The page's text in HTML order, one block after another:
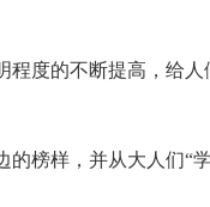
程度的不断提高，给
榜样，并从大人们“